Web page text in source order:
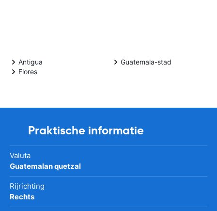
Antigua
Flores
Guatemala-stad
Praktische informatie
Valuta
Guatemalan quetzal
Rijrichting
Rechts